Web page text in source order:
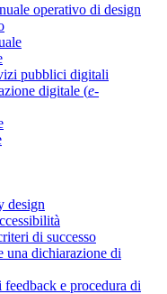
operativo di design
pubblici digitali
digitale (e-
design
di successo
una dichiarazione di
e procedura di